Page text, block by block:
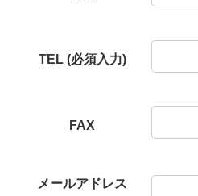
TEL (必須入力)
FAX
メールアドレス